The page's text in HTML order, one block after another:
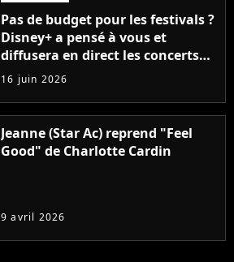
Pas de budget pour les festivals ?
Disney+ a pensé à vous et
diffusera en direct les concerts
de cet incontournable festival
16 juin 2026
Jeanne (Star Ac) reprend "Feel
Good" de Charlotte Cardin
9 avril 2026